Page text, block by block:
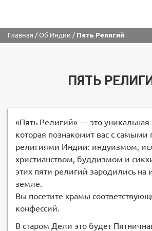
Главная / Об Индии / Пять Религий
ПЯТЬ
«Пять Религий» — это уникальная
которая познакомит вас с самыми
религиями Индии: индуизмом,
христианством, буддизмом и
этих пяти религий зародились на
земле.
Вы посетите храмы
конфессий.
В старом Дели это будет